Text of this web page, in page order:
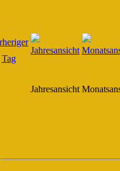
Jahresansicht